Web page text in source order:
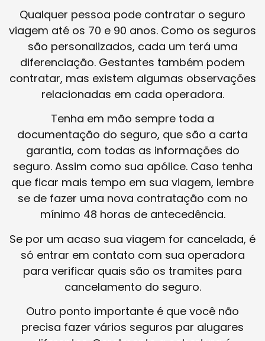
Qualquer pessoa pode contratar o seguro
viagem até os 70 e 90 anos. Como os seguros
são personalizados, cada um terá uma
diferenciação. Gestantes também podem
contratar, mas existem algumas observações
relacionadas em cada operadora.
Tenha em mão sempre toda a
documentação do seguro, que são a carta
garantia, com todas as informações do
seguro. Assim como sua apólice. Caso tenha
que ficar mais tempo em sua viagem, lembre
se de fazer uma nova contratação com no
mínimo 48 horas de antecedência.
Se por um acaso sua viagem for cancelada, é
só entrar em contato com sua operadora
para verificar quais são os tramites para
cancelamento do seguro.
Outro ponto importante é que você não
precisa fazer vários seguros par alugares